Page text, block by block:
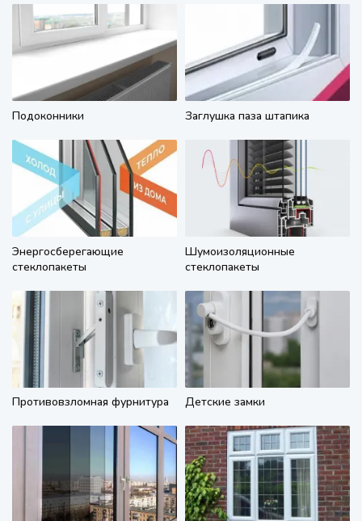
Подоконники Заглушка паза штапика
Энергосберегающие
стеклопакеты
Шумоизоляционные
стеклопакеты
Противовзломная фурнитура Детские замки